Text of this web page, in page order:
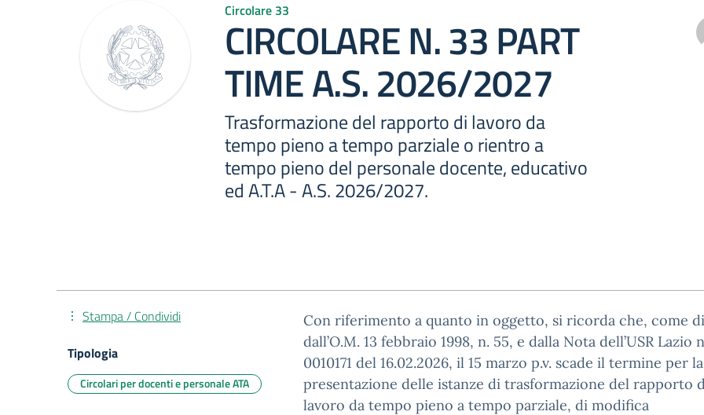
Circolare 33
CIRCOLARE N. 33 PART
TIME A.S. 2026/2027
Trasformazione del rapporto di lavoro da
tempo pieno a tempo parziale o rientro a
tempo pieno del personale docente, educativo
ed A.T.A - A.S. 2026/2027.
Con riferimento a quanto in oggetto, si ricorda che, come
dall’O.M. 13 febbraio 1998, n. 55, e dalla Nota dell’USR Lazio
0010171 del 16.02.2026, il 15 marzo p.v. scade il termine per la
presentazione delle istanze di trasformazione del rapporto
lavoro da tempo pieno a tempo parziale, di modifica
Stampa / Condividi
Tipologia
Circolari per docenti e personale ATA